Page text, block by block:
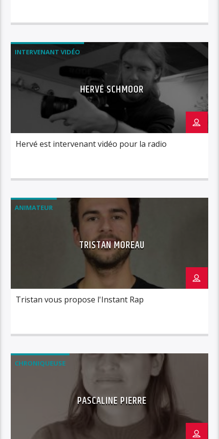
INTERVENANT VIDÉO
HERVÉ SCHMOOR
Hervé est intervenant vidéo pour la radio
ANIMATEUR
TRISTAN MOREAU
Tristan vous propose l'Instant Rap
CHRONIQUEUSE
PASCALINE PIERRE